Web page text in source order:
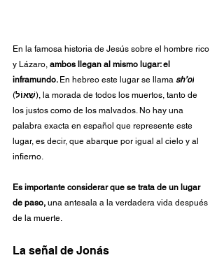
En la famosa historia de Jesús sobre el hombre rico
y Lázaro, ambos llegan al mismo lugar: el
inframundo. En hebreo este lugar se llama sh’ol
(שְׁאוֹל), la morada de todos los muertos, tanto de
los justos como de los malvados. No hay una
palabra exacta en español que represente este
lugar, es decir, que abarque por igual al cielo y al
infierno.
Es importante considerar que se trata de un lugar
de paso, una antesala a la verdadera vida después
de la muerte.
La señal de Jonás